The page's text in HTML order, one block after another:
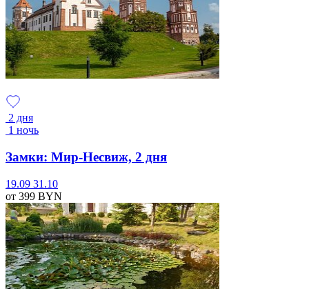
2 дня
1 ночь
Замки: Мир-Несвиж, 2 дня
19.09 31.10
от 399 BYN